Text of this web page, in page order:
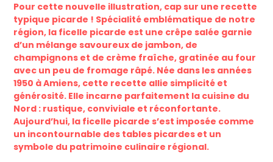
Pour cette nouvelle illustration, cap sur une recette
typique picarde ! Spécialité emblématique de notre
région, la ficelle picarde est une crêpe salée garnie
d’un mélange savoureux de jambon, de
champignons et de crème fraîche, gratinée au four
avec un peu de fromage râpé. Née dans les années
1950 à Amiens, cette recette allie simplicité et
générosité. Elle incarne parfaitement la cuisine du
Nord : rustique, conviviale et réconfortante.
Aujourd’hui, la ficelle picarde s’est imposée comme
un incontournable des tables picardes et un
symbole du patrimoine culinaire régional.